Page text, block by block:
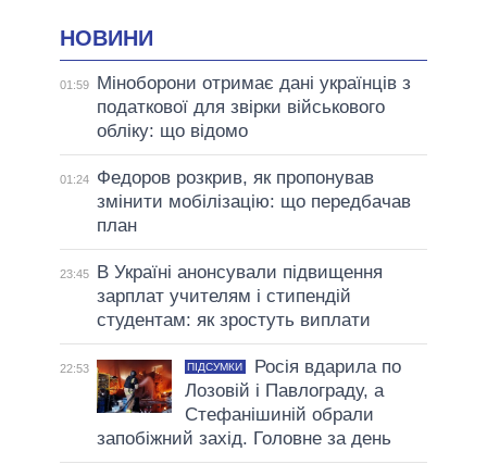
НОВИНИ
01:59
Міноборони отримає дані українців з
податкової для звірки військового
обліку: що відомо
01:24
Федоров розкрив, як пропонував
змінити мобілізацію: що передбачав
план
23:45
В Україні анонсували підвищення
зарплат учителям і стипендій
студентам: як зростуть виплати
22:53 ПІДСУМКИ
Росія вдарила по
Лозовій і Павлограду, а
Стефанішиній обрали
запобіжний захід. Головне за день